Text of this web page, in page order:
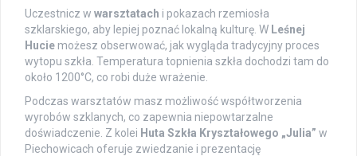
Uczestnicz w warsztatach i pokazach rzemiosła
szklarskiego, aby lepiej poznać lokalną kulturę. W Leśnej
Hucie możesz obserwować, jak wygląda tradycyjny proces
wytopu szkła. Temperatura topnienia szkła dochodzi tam do
około 1200°C, co robi duże wrażenie.
Podczas warsztatów masz możliwość współtworzenia
wyrobów szklanych, co zapewnia niepowtarzalne
doświadczenie. Z kolei Huta Szkła Kryształowego „Julia” w
Piechowicach oferuje zwiedzanie i prezentację